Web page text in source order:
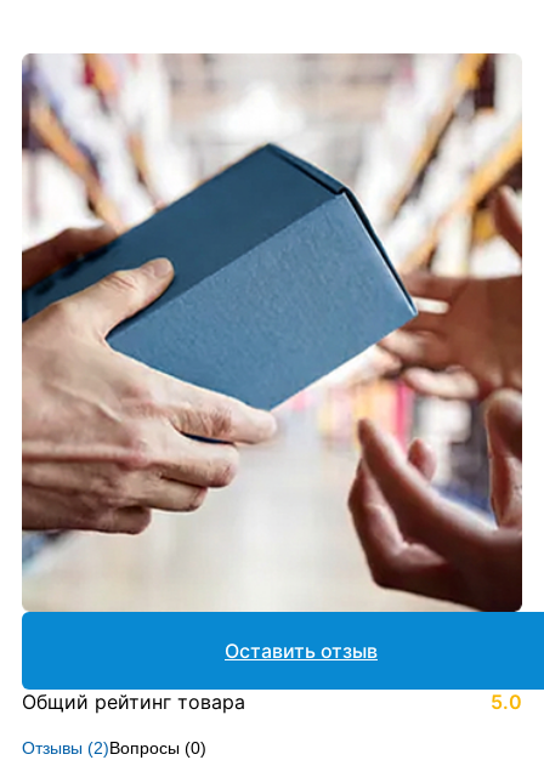
Отзывы (2)Вопросы (0)
Оставить отзыв
Общий рейтинг товара 5.0